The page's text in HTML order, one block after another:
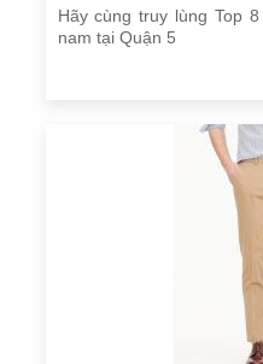
Hãy cùng truy lùng Top
nam tại Quận 5